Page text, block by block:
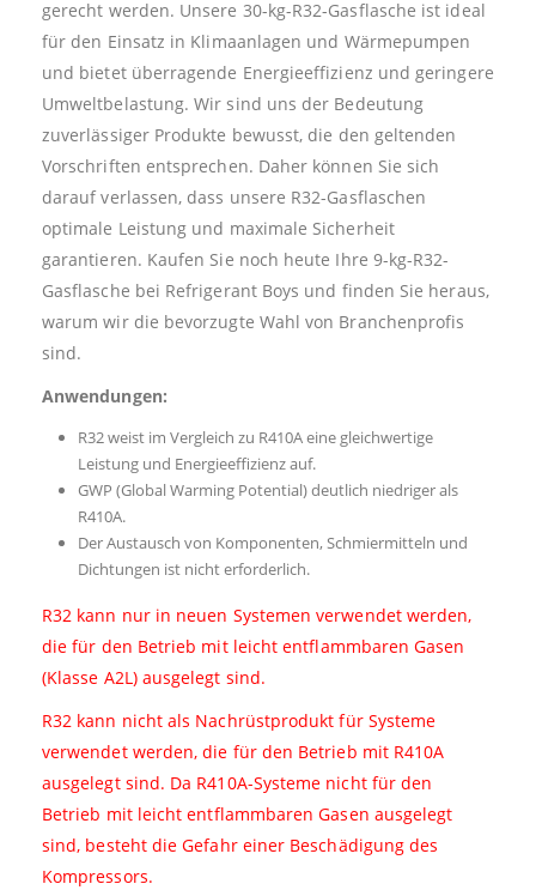
gerecht werden. Unsere 30-kg-R32-Gasflasche ist ideal
für den Einsatz in Klimaanlagen und Wärmepumpen
und bietet überragende Energieeffizienz und geringere
Umweltbelastung. Wir sind uns der Bedeutung
zuverlässiger Produkte bewusst, die den geltenden
Vorschriften entsprechen. Daher können Sie sich
darauf verlassen, dass unsere R32-Gasflaschen
optimale Leistung und maximale Sicherheit
garantieren. Kaufen Sie noch heute Ihre 9-kg-R32-
Gasflasche bei Refrigerant Boys und finden Sie heraus,
warum wir die bevorzugte Wahl von Branchenprofis
sind.
Anwendungen:
R32 weist im Vergleich zu R410A eine gleichwertige
Leistung und Energieeffizienz auf.
GWP (Global Warming Potential) deutlich niedriger als
R410A.
Der Austausch von Komponenten, Schmiermitteln und
Dichtungen ist nicht erforderlich.
R32 kann nur in neuen Systemen verwendet werden,
die für den Betrieb mit leicht entflammbaren Gasen
(Klasse A2L) ausgelegt sind.
R32 kann nicht als Nachrüstprodukt für Systeme
verwendet werden, die für den Betrieb mit R410A
ausgelegt sind. Da R410A-Systeme nicht für den
Betrieb mit leicht entflammbaren Gasen ausgelegt
sind, besteht die Gefahr einer Beschädigung des
Kompressors.